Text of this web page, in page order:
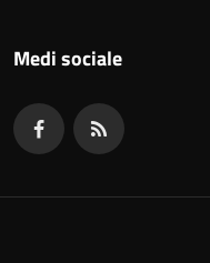
Medi sociale